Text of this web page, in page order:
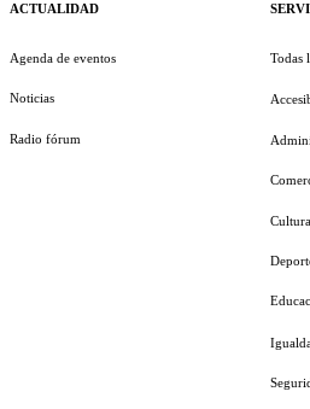
ACTUALIDAD
Agenda de eventos
Noticias
Radio fórum
Todas